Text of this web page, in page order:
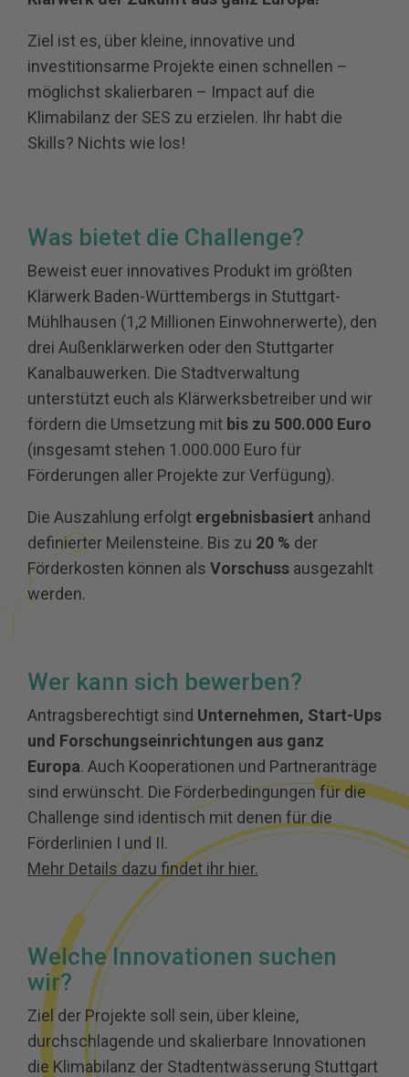
Ziel ist es, über kleine, innovative und
investitionsarme Projekte einen schnellen –
möglichst skalierbaren – Impact auf die
Klimabilanz der SES zu erzielen. Ihr habt die
Skills? Nichts wie los!
Was bietet die Challenge?
Beweist euer innovatives Produkt im größten
Klärwerk Baden-Württembergs in Stuttgart-
Mühlhausen (1,2 Millionen Einwohnerwerte), den
drei Außenklärwerken oder den Stuttgarter
Kanalbauwerken. Die Stadtverwaltung
unterstützt euch als Klärwerksbetreiber und wir
fördern die Umsetzung mit bis zu 500.000 Euro
(insgesamt stehen 1.000.000 Euro für
Förderungen aller Projekte zur Verfügung).
Die Auszahlung erfolgt ergebnisbasiert anhand
definierter Meilensteine. Bis zu 20 % der
Förderkosten können als Vorschuss ausgezahlt
werden.
Wer kann sich bewerben?
Antragsberechtigt sind Unternehmen, Start-Ups
und Forschungseinrichtungen aus ganz
Europa. Auch Kooperationen und Partneranträge
sind erwünscht. Die Förderbedingungen für die
Challenge sind identisch mit denen für die
Förderlinien I und II.
Mehr Details dazu findet ihr hier.
Welche Innovationen suchen
wir?
Ziel der Projekte soll sein, über kleine,
durchschlagende und skalierbare Innovationen
die Klimabilanz der Stadtentwässerung Stuttgart